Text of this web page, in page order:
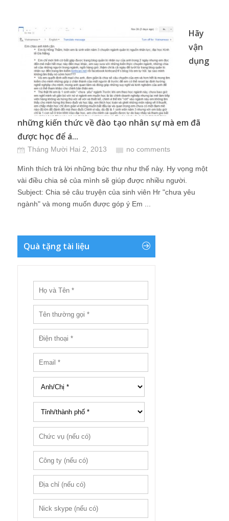
Hãy
vận
dụng
những kiến thức về đào tạo nhân sự mà em đã
được học để á...
Tháng Mười Hai 2, 2013 no comments
Mình thích trả lời những bức thư như thế này. Hy vọng một
vài điều chia sẻ của mình sẽ giúp được nhiều người.
Subject: Chia sẻ câu truyện của sinh viên Hr "chưa yêu
ngành" và mong muốn được góp ý Em ...
Quà tặng tài liệu